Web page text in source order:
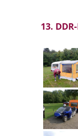
13.